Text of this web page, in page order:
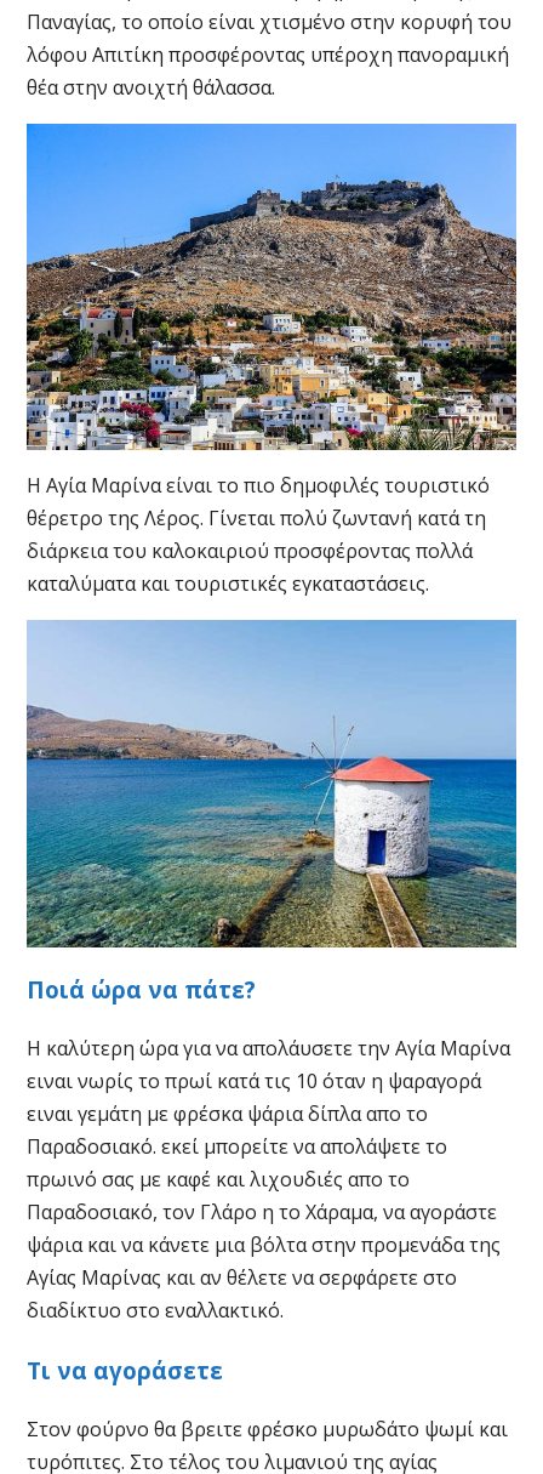
Παναγίας, το οποίο είναι χτισμένο στην κορυφή του
λόφου Απιτίκη προσφέροντας υπέροχη πανοραμική
θέα στην ανοιχτή θάλασσα.
Η Αγία Μαρίνα είναι το πιο δημοφιλές τουριστικό
θέρετρο της Λέρος. Γίνεται πολύ ζωντανή κατά τη
διάρκεια του καλοκαιριού προσφέροντας πολλά
καταλύματα και τουριστικές εγκαταστάσεις.
Ποιά ώρα να πάτε?
Η καλύτερη ώρα για να απολάυσετε την Αγία Μαρίνα
ειναι νωρίς το πρωί κατά τις 10 όταν η ψαραγορά
ειναι γεμάτη με φρέσκα ψάρια δίπλα απο το
Παραδοσιακό. εκεί μπορείτε να απολάψετε το
πρωινό σας με καφέ και λιχουδιές απο το
Παραδοσιακό, τον Γλάρο η το Χάραμα, να αγοράστε
ψάρια και να κάνετε μια βόλτα στην προμενάδα της
Αγίας Μαρίνας και αν θέλετε να σερφάρετε στο
διαδίκτυο στο εναλλακτικό.
Τι να αγοράσετε
Στον φούρνο θα βρειτε φρέσκο μυρωδάτο ψωμί και
τυρόπιτες. Στο τέλος του λιμανιού της αγίας